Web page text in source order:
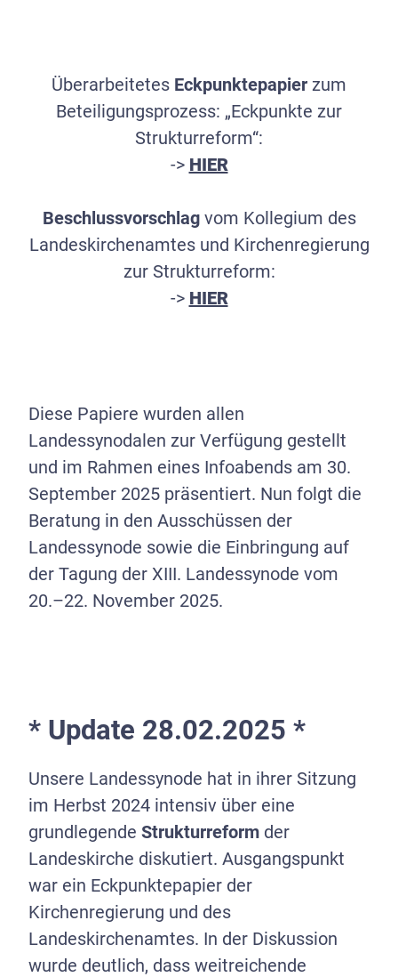
Überarbeitetes Eckpunktepapier zum
Beteiligungsprozess: „Eckpunkte zur
Strukturreform“:
-> HIER
Beschlussvorschlag vom Kollegium des
Landeskirchenamtes und Kirchenregierung
zur Strukturreform:
-> HIER
Diese Papiere wurden allen
Landessynodalen zur Verfügung gestellt
und im Rahmen eines Infoabends am 30.
September 2025 präsentiert. Nun folgt die
Beratung in den Ausschüssen der
Landessynode sowie die Einbringung auf
der Tagung der XIII. Landessynode vom
20.–22. November 2025.
* Update 28.02.2025 *
Unsere Landessynode hat in ihrer Sitzung
im Herbst 2024 intensiv über eine
grundlegende Strukturreform der
Landeskirche diskutiert. Ausgangspunkt
war ein Eckpunktepapier der
Kirchenregierung und des
Landeskirchenamtes. In der Diskussion
wurde deutlich, dass weitreichende